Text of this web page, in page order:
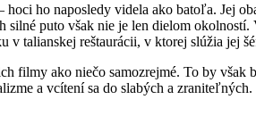
ho naposledy videla ako batoľa. Jej
puto však nie je len dielom
v talianskej reštaurácii, v ktorej slúžia jej
filmy ako niečo samozrejmé. To by však
a vcítení sa do slabých a